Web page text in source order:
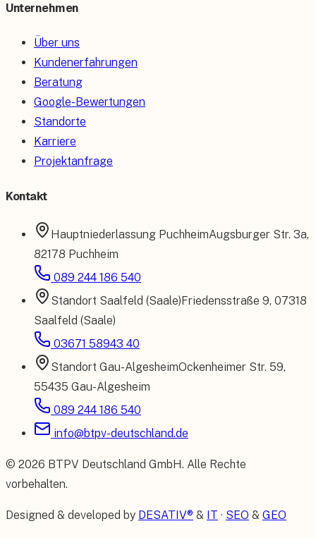
Unternehmen
Über uns
Kundenerfahrungen
Beratung
Google-Bewertungen
Standorte
Karriere
Projektanfrage
Kontakt
Hauptniederlassung PuchheimAugsburger Str. 3a,
82178 Puchheim
089 244 186 540
Standort Saalfeld (Saale)Friedensstraße 9, 07318
Saalfeld (Saale)
03671 58943 40
Standort Gau-AlgesheimOckenheimer Str. 59,
55435 Gau-Algesheim
089 244 186 540
info@btpv-deutschland.de
© 2026 BTPV Deutschland GmbH. Alle Rechte
vorbehalten.
Designed & developed by DESATIV® & IT · SEO & GEO